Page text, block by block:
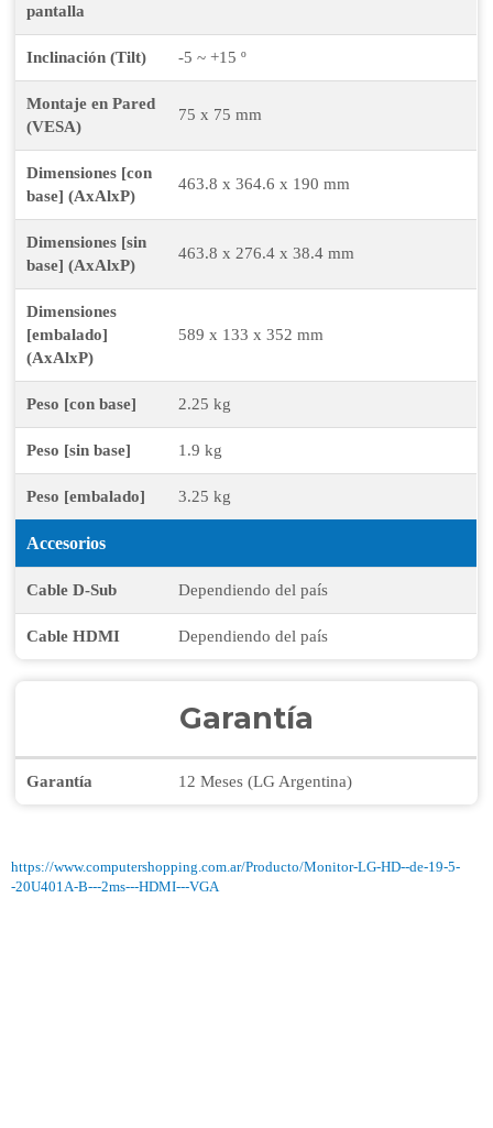
pantalla
Inclinación (Tilt) -5 ~ +15 º
Montaje en Pared
(VESA)
75 x 75 mm
Dimensiones [con
base] (AxAlxP)
463.8 x 364.6 x 190 mm
Dimensiones [sin
base] (AxAlxP)
463.8 x 276.4 x 38.4 mm
Dimensiones
[embalado]
(AxAlxP)
589 x 133 x 352 mm
Peso [con base] 2.25 kg
Peso [sin base] 1.9 kg
Peso [embalado] 3.25 kg
Accesorios
Cable D-Sub Dependiendo del país
Cable HDMI Dependiendo del país
Garantía
Garantía 12 Meses (LG Argentina)
https://www.computershopping.com.ar/Producto/Monitor-LG-HD--de-19-5-
-20U401A-B---2ms---HDMI---VGA